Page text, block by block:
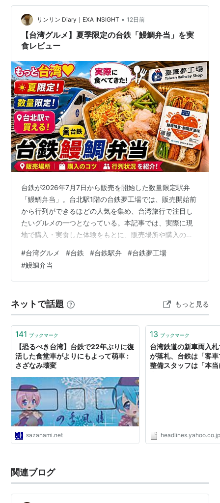
リンリン Diary｜EXA INSIGHT • 12日前
【台湾グルメ】夏季限定の台鉄「鰻鯛弁当」を実
食レビュー
台鉄が2026年7月7日から販売を開始した数量限定駅弁
「鰻鯛弁当」。台北駅1階の台鉄夢工場では、販売開始前
から行列ができるほどの人気を集め、台湾旅行で注目し
たいグルメの一つとなっている。本記事では、実際に現
地で購入・実食した体験をもとに、販売場所や購入のコ
ススメの一品！ 販売場所と購入難易度 販売場所は台北駅
1Fの台鉄グッズ店「台鉄夢工場」。この日の販売開始は
午前11:05。11時前に到着した時点ですでに行列が形成さ
合は、販売開始の10〜15分前には並ぶことをおすすめす
る。 実食レビュー：鰻×…
#台湾グルメ #台鉄 #台鉄駅弁 #台鉄夢工場
#鰻鯛弁当
ネットで話題 もっと見る
141 ブックマーク
【恐るべき台湾】台鉄で22年ぶりに復
活した食堂車がよりにもよって萌車 :
さざなみ壊変
sazanami.net
13 ブックマーク
台湾鉄道の新車両入
が落札、台鉄は「客
整備スタッフは「本
関連ブログ